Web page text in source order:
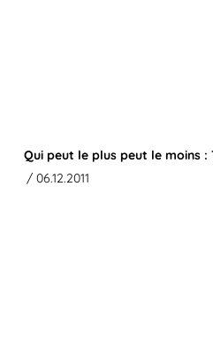
Qui peut le plus peut le moins :
/ 06.12.2011